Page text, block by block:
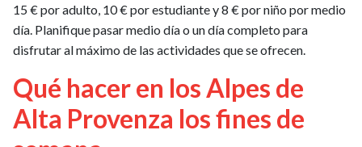
15 € por adulto, 10 € por estudiante y 8 € por niño por medio
día. Planifique pasar medio día o un día completo para
disfrutar al máximo de las actividades que se ofrecen.
Qué hacer en los Alpes de
Alta Provenza los fines de